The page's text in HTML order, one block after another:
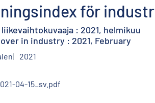
för
: 2021, helmikuu
in industry : 2021, February
2021
04-15_sv.pdf